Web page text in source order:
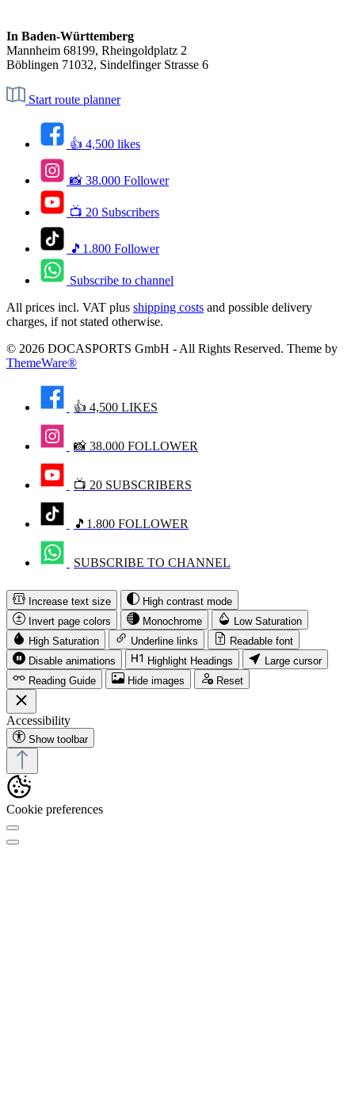
In Baden-Württemberg
Mannheim 68199, Rheingoldplatz 2
Böblingen 71032, Sindelfinger Strasse 6
Start route planner
👍 4,500 likes
📸 38.000 Follower
📺 20 Subscribers
🎵1.800 Follower
Subscribe to channel
All prices incl. VAT plus shipping costs and possible delivery
charges, if not stated otherwise.
© 2026 DOCASPORTS GmbH - All Rights Reserved. Theme by
ThemeWare®
👍 4,500 LIKES
📸 38.000 FOLLOWER
📺 20 SUBSCRIBERS
🎵1.800 FOLLOWER
SUBSCRIBE TO CHANNEL
Increase text size
High contrast mode
Invert page colors
Monochrome
Low Saturation
High Saturation
Underline links
Readable font
Disable animations
Highlight Headings
Large cursor
Reading Guide
Hide images Reset
Accessibility
Show toolbar
Cookie preferences